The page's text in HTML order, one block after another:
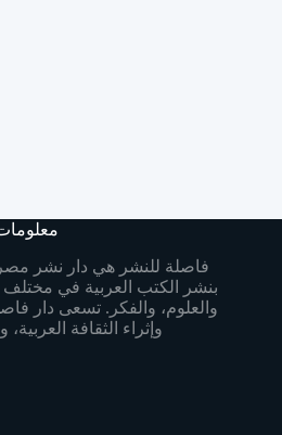
بنشر الكتب العربية في مختلف
والعلوم، والفكر. تسعى دار
وإثراء الثقافة